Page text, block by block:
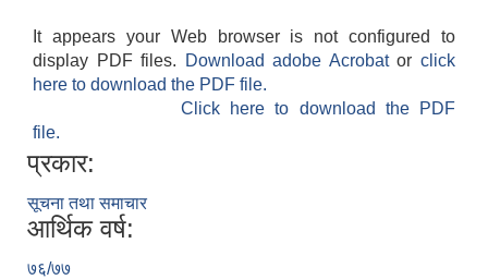
It appears your Web browser is not configured to
display PDF files.
Download adobe Acrobatorclick
here to download the PDF file.
Click here to download the PDF
file.
प्रकार:
सूचना तथा समाचार
आर्थिक वर्ष:
७६/७७